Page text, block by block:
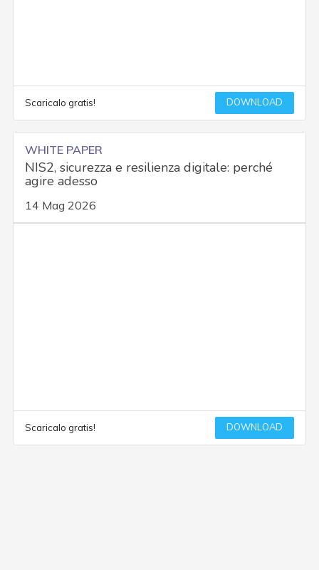
Scaricalo gratis! DOWNLOAD
WHITE PAPER
NIS2, sicurezza e resilienza digitale: perché
agire adesso
14 Mag 2026
Scaricalo gratis! DOWNLOAD